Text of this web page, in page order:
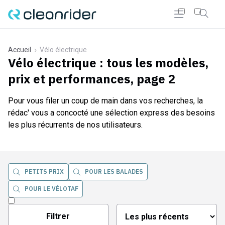
Accueil Vélo électrique
Vélo électrique : tous les modèles,
prix et performances, page 2
Pour vous filer un coup de main dans vos recherches, la
rédac' vous a concocté une sélection express des besoins
les plus récurrents de nos utilisateurs.
PETITS PRIX POUR LES BALADES
POUR LE VÉLOTAF
Filtrer
Cleanrider